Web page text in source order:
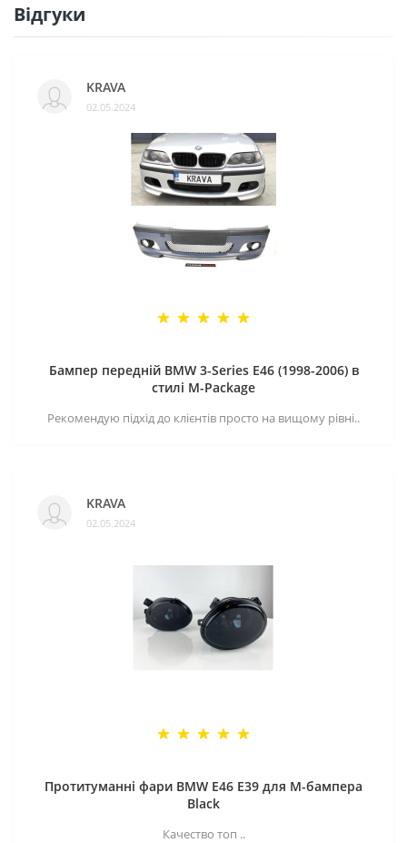
Відгуки
KRAVA
02.05.2024
Бампер передній BMW 3-Series E46 (1998-2006) в
стилі M-Package
Рекомендую підхід до клієнтів просто на вищому рівні..
KRAVA
02.05.2024
Протитуманні фари BMW E46 E39 для M-бампера
Black
Качество топ ..